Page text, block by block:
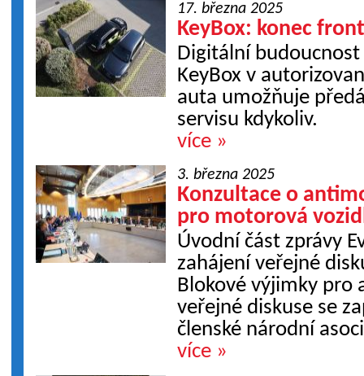
17. března 2025
KeyBox: konec
Digitální
KeyBox v
auta umožňuje
servisu kdykoliv.
více »
3. března 2025
Konzultace o
pro motorová
Úvodní část zprávy
zahájení veřejné
Blokové výjimky pro
veřejné diskuse se
členské národní
více »